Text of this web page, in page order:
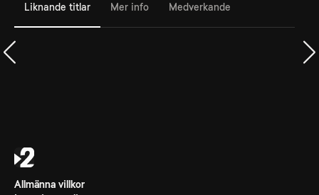
Liknande titlar Mer info Medverkande
Allmänna villkor